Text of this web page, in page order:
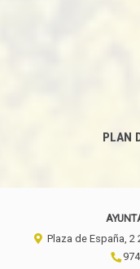
PLAN
Plaza de España, 2